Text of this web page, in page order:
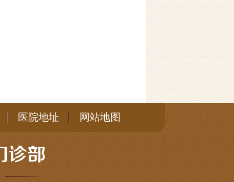
医院地址 网站地图